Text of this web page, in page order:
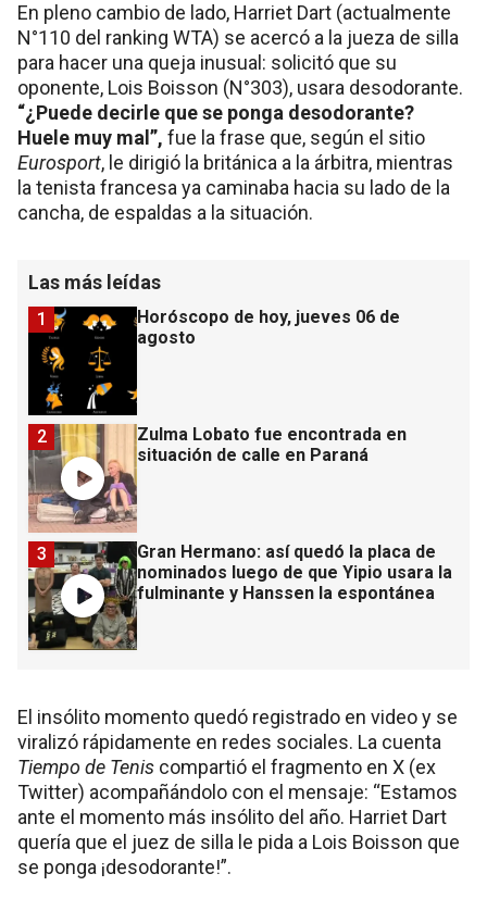
En pleno cambio de lado, Harriet Dart (actualmente
N°110 del ranking WTA) se acercó a la jueza de silla
para hacer una queja inusual: solicitó que su
oponente, Lois Boisson (N°303), usara desodorante.
“¿Puede decirle que se ponga desodorante?
Huele muy mal”, fue la frase que, según el sitio
Eurosport, le dirigió la británica a la árbitra, mientras
la tenista francesa ya caminaba hacia su lado de la
cancha, de espaldas a la situación.
Las más leídas
Horóscopo de hoy, jueves 06 de
agosto
1
Zulma Lobato fue encontrada en
situación de calle en Paraná
2
Gran Hermano: así quedó la placa de
nominados luego de que Yipio usara la
fulminante y Hanssen la espontánea
3
El insólito momento quedó registrado en video y se
viralizó rápidamente en redes sociales. La cuenta
Tiempo de Tenis compartió el fragmento en X (ex
Twitter) acompañándolo con el mensaje: “Estamos
ante el momento más insólito del año. Harriet Dart
quería que el juez de silla le pida a Lois Boisson que
se ponga ¡desodorante!”.